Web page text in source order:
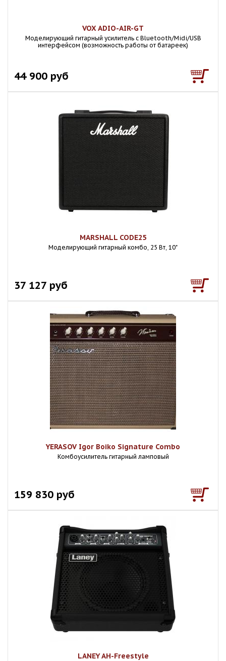
VOX ADIO-AIR-GT
Моделирующий гитарный усилитель с Bluetooth/Midi/USB
интерфейсом (возможность работы от батареек)
44 900 руб
MARSHALL CODE25
Моделирующий гитарный комбо, 25 Вт, 10"
37 127 руб
YERASOV Igor Boiko Signature Combo
Комбоусилитель гитарный ламповый
159 830 руб
LANEY AH-Freestyle